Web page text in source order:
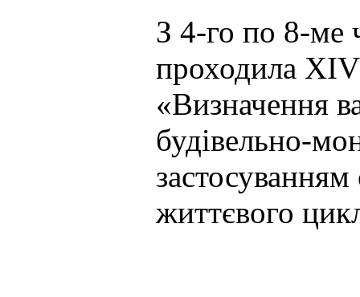
З 4-го по 8-ме
проходила
«Визначення
будівельно-
життєвого